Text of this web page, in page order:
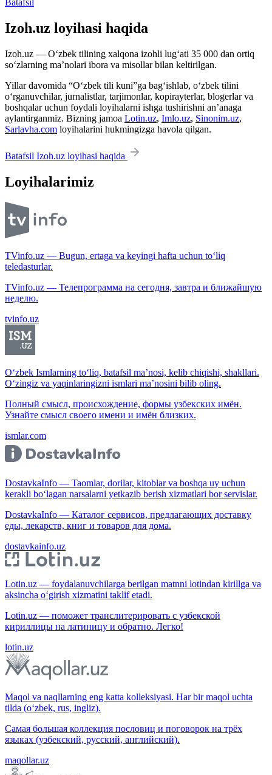
Izoh.uz loyihasi haqida
Izoh.uz — O‘zbek tilining xalqona izohli lug‘ati 35 000 dan ortiq
so‘zlarning ma’nolari ibora va misollar bilan keltirilgan.
Yillar davomida “O‘zbek tili kuni”ga bag‘ishlab, o‘zbek tilini
o‘rganuvchilar, jurnalistlar, tarjimonlar, kopirayterlar, blogerlar va
boshqalar uchun foydali loyihalarni ishga tushirishni an’anaga
aylantirganmiz. Bizning jamoa Lotin.uz, Imlo.uz, Sinonim.uz,
Sarlavha.com loyihalarini hukmingizga havola qilgan.
Batafsil Izoh.uz loyihasi haqida
Loyihalarimiz
TVinfo.uz — Bugun, ertaga va keyingi hafta uchun to‘liq
teledasturlar.
TVinfo.uz — Телепрограмма на сегодня, завтра и ближайшую
неделю.
tvinfo.uz
O‘zbek Ismlarning to‘liq, batafsil ma’nosi, kelib chiqishi, shakllari.
O‘zingiz va yaqinlaringizni ismlari ma’nosini bilib oling.
Полный смысл, происхождение, формы узбекских имён.
Узнайте смысл своего имени и имён близких.
ismlar.com
DostavkaInfo — Taomlar, dorilar, kitoblar va boshqa uy uchun
kerakli bo‘lagan narsalarni yetkazib berish xizmatlari bor servislar.
DostavkaInfo — Каталог сервисов, предлагающих доставку
еды, лекарств, книг и товаров для дома.
dostavkainfo.uz
Lotin.uz — foydalanuvchilarga berilgan matnni lotindan kirillga va
aksincha o‘girish xizmatini taklif etadi.
Lotin.uz — поможет транслитерировать с узбекской
кириллицы на латиницу и обратно. Легко!
lotin.uz
Maqol va naqllarning eng katta kolleksiyasi. Har bir maqol uchta
tilda (o‘zbek, rus, ingliz).
Самая большая коллекция пословиц и поговорок на трёх
языках (узбекский, русский, английский).
maqollar.uz